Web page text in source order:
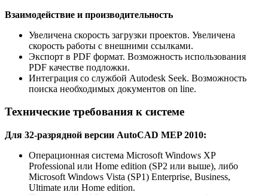
Взаимодействие и производительность
Увеличена скорость загрузки проектов. Увеличена
скорость работы с внешними ссылками.
Экспорт в PDF формат. Возможность использования
PDF качестве подложки.
Интеграция со службой Autodesk Seek. Возможность
поиска необходимых документов on line.
Технические требования к системе
Для 32-разрядной версии AutoCAD MEP 2010:
Операционная система Microsoft Windows XP
Professional или Home edition (SP2 или выше), либо
Microsoft Windows Vista (SP1) Enterprise, Business,
Ultimate или Home edition.